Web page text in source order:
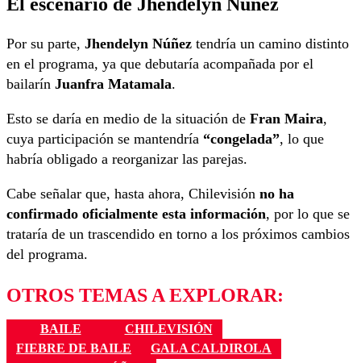
Por su parte, Jhendelyn Núñez tendría un camino distinto
en el programa, ya que debutaría acompañada por el
bailarín Juanfra Matamala.
Esto se daría en medio de la situación de Fran Maira,
cuya participación se mantendría “congelada”, lo que
habría obligado a reorganizar las parejas.
Cabe señalar que, hasta ahora, Chilevisión no ha
confirmado oficialmente esta información, por lo que se
trataría de un trascendido en torno a los próximos cambios
del programa.
OTROS TEMAS A EXPLORAR:
BAILE
CHILEVISIÓN
FIEBRE DE BAILE
GALA CALDIROLA